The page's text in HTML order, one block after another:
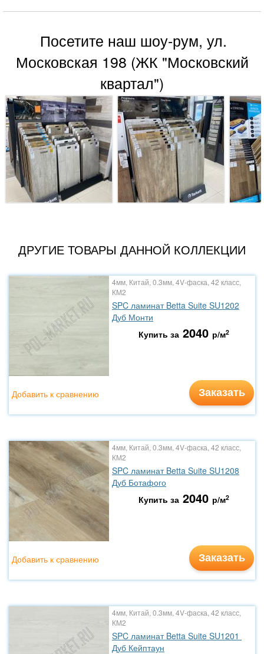
Посетите наш шоу-рум, ул.
Московская 198 (ЖК "Московский
квартал")
ДРУГИЕ ТОВАРЫ ДАННОЙ КОЛЛЕКЦИИ
4мм, Китай, 0.3мм, 4V-фаска, 42 класс,
КМ2
SPC ламинат Betta Suite SU1202
Дуб Монти
Купить за 2040 р/м2
Заказать
Добавить к сравнению
4мм, Китай, 0.3мм, 4V-фаска, 42 класс,
КМ2
SPC ламинат Betta Suite SU1208
Дуб Ботафого
Купить за 2040 р/м2
Заказать
Добавить к сравнению
4мм, Китай, 0.3мм, 4V-фаска, 42 класс,
КМ2
SPC ламинат Betta Suite SU1201
Дуб Кейптаун